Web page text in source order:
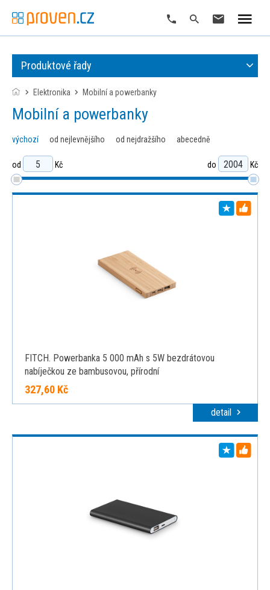
Produktové řady
Elektronika mobilní a powerbanky
mobilní a powerbanky
výchozí od nejlevnějšího od nejdražšího abecedně
od Kč do Kč
FITCH. Powerbanka 5 000 mAh s 5W bezdrátovou
nabíječkou ze bambusovou, přírodní
327,60 Kč
detail